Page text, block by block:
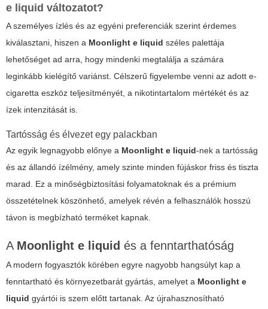
e liquid változatot?
A személyes ízlés és az egyéni preferenciák szerint érdemes
kiválasztani, hiszen a Moonlight e liquid széles palettája
lehetőséget ad arra, hogy mindenki megtalálja a számára
leginkább kielégítő variánst. Célszerű figyelembe venni az adott e-
cigaretta eszköz teljesítményét, a nikotintartalom mértékét és az
ízek intenzitását is.
Tartósság és élvezet egy palackban
Az egyik legnagyobb előnye a Moonlight e liquid-nek a tartósság
és az állandó ízélmény, amely szinte minden fújáskor friss és tiszta
marad. Ez a minőségbiztosítási folyamatoknak és a prémium
összetételnek köszönhető, amelyek révén a felhasználók hosszú
távon is megbízható terméket kapnak.
A Moonlight e liquid és a fenntarthatóság
A modern fogyasztók körében egyre nagyobb hangsúlyt kap a
fenntartható és környezetbarát gyártás, amelyet a Moonlight e
liquid gyártói is szem előtt tartanak. Az újrahasznosítható